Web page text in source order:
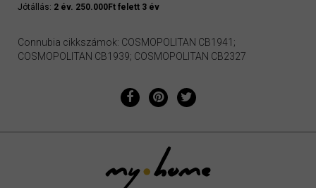
Jótállás: 2 év. 250.000Ft felett 3 év
Connubia cikkszámok: COSMOPOLITAN CB1941;
COSMOPOLITAN CB1939; COSMOPOLITAN CB2327